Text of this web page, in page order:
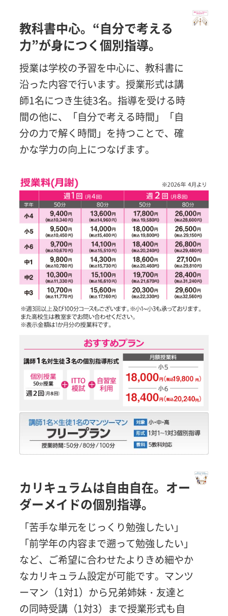
教科書中心。“自分で考える
力”が身につく個別指導。
授業は学校の予習を中心に、教科書に
沿った内容で行います。授業形式は講
師1名につき生徒3名。指導を受ける時
間の他に、「自分で考える時間」「自
分の力で解く時間」を持つことで、確
かな学力の向上につなげます。
カリキュラムは自由自在。オー
ダーメイドの個別指導。
「苦手な単元をじっくり勉強したい」
「前学年の内容まで遡って勉強したい」
など、ご希望に合わせたよりきめ細やか
なカリキュラム設定が可能です。マンツ
ーマン（1対1）から兄弟姉妹・友達と
の同時受講（1対3）まで授業形式も自